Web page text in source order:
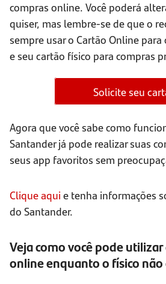
compras online. Você poderá
quiser, mas lembre-se de que o
sempre usar o Cartão Online
e seu cartão físico para compras
Solicite seu
Agora que você sabe como
Santander já pode realizar suas
seus app favoritos sem
Clique aqui e tenha informações
do Santander.
Veja como você pode
online enquanto o físico não